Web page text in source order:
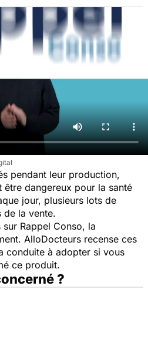
pendant leur production,
dangereux pour la santé
jour, plusieurs lots de
de la vente.
Rappel Conso, la
AlloDocteurs recense ces
conduite à adopter si vous
ce produit.
?